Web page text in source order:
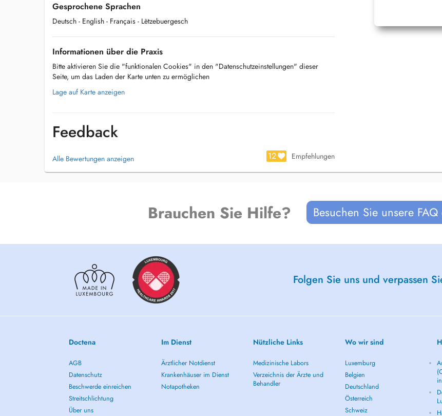
Gesprochene Sprachen
Deutsch - English - Français - Lëtzebuergesch
Informationen über die Praxis
Bitte aktivieren Sie die "funktionalen Cookies" in den "Datenschutzeinstellungen" dieser
Seite, um das Laden der Karte unten zu ermöglichen
Lage auf Karte anzeigen
Feedback
Alle Bewertungen anzeigen 12 Empfehlungen
Brauchen Sie Hilfe? Besuchen Sie unsere
Folgen Sie uns und verpassen
Doctena
AGB
Datenschutz
Beschwerde einreichen
Streitschlichtung
Über uns
Im Dienst
Ärztlicher Notdienst
Krankenhäuser im Dienst
Notapotheken
Nützliche Links
Medizinische Labors
Verzeichnis der Ärzte und
Behandler
Wo wir sind
Luxemburg
Belgien
Deutschland
Österreich
Schweiz